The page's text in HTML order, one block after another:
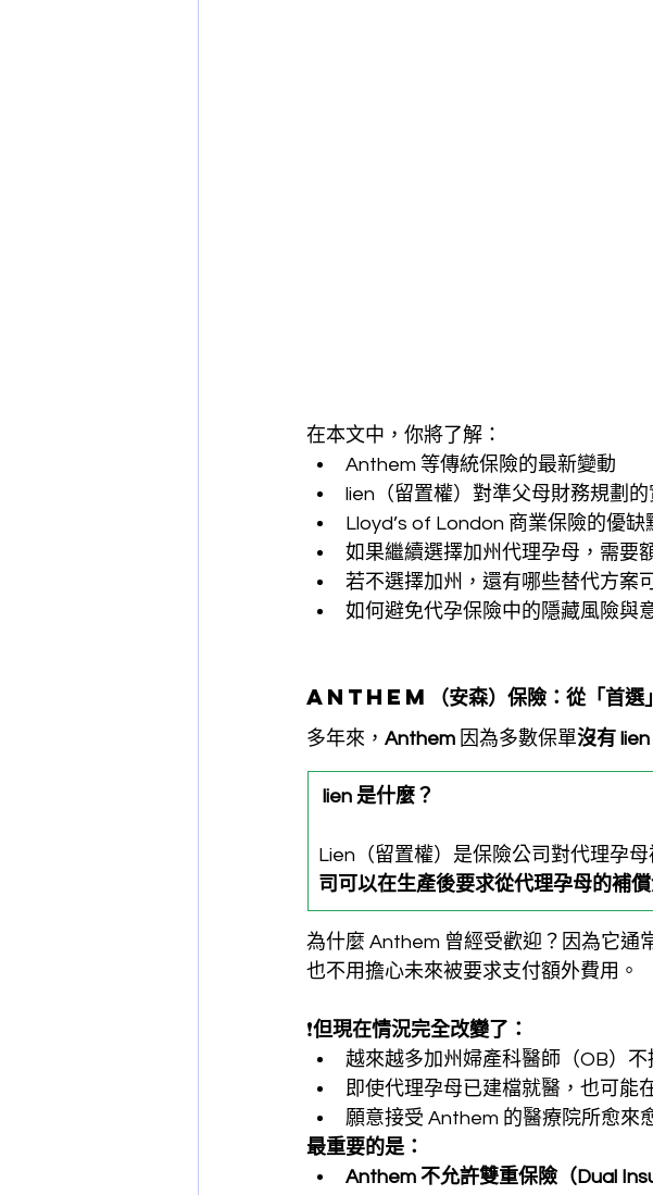
在本文中，你將了解：
Anthem 等傳統保險的最新變動
lien（留置權）對準父母財務規劃
Lloyd’s of London 商業保險的優缺
如果繼續選擇加州代理孕母，需要
若不選擇加州，還有哪些替代方案
如何避免代孕保險中的隱藏風險與
Anthem （安森）保險：從「首選
多年來， Anthem 因為多數保單沒有 lien
lien 是什麼？
Lien（留置權）是保險公司對代理孕
司可以在生產後要求從代理孕母的補
為什麼 Anthem 曾經受歡迎？因為它通
也不用擔心未來被要求支付額外費用。
❗但現在情況完全改變了：
越來越多加州婦產科醫師（OB）
即使代理孕母已建檔就醫，也可能
願意接受 Anthem 的醫療院所愈來
最重要的是：
Anthem 不允許雙重保險（Dual